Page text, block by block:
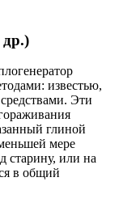
известью,
Эти
глиной
мере
старину, или на
в общий